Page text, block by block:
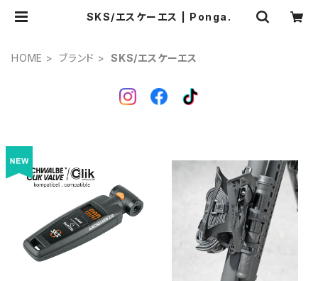
SKS/エスケーエス | Ponga.
HOME ブランド SKS/エスケーエス